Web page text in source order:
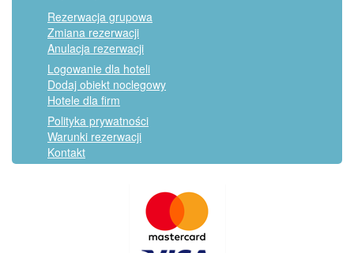
Rezerwacja grupowa
Zmiana rezerwacji
Anulacja rezerwacji
Logowanie dla hoteli
Dodaj obiekt noclegowy
Hotele dla firm
Polityka prywatności
Warunki rezerwacji
Kontakt